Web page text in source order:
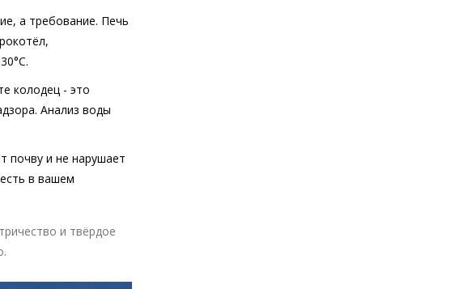
а требование. Печь
колодец - это
Анализ воды
почву и не нарушает
в вашем
и твёрдое